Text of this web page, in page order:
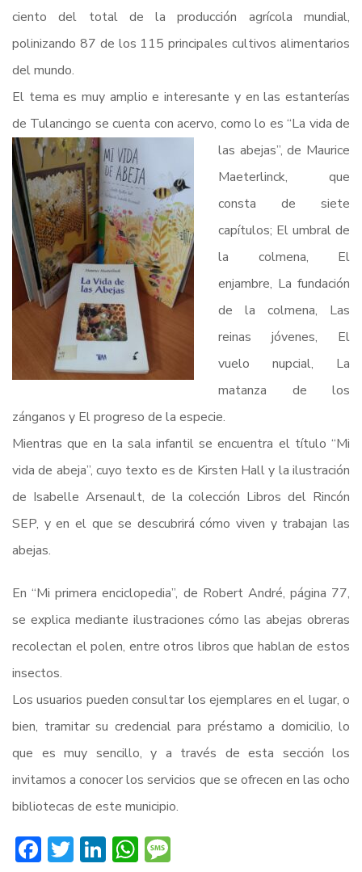
ciento del total de la producción agrícola mundial,
polinizando 87 de los 115 principales cultivos alimentarios
del mundo.
El tema es muy amplio e interesante y en las estanterías
de Tulancingo se cuenta con acervo, como lo es“La vida de
las abejas”, de Maurice
Maeterlinck, que
consta de siete
capítulos; El umbral de
la colmena, El
enjambre, La fundación
de la colmena, Las
reinas jóvenes, El
vuelo nupcial, La
matanza de los
zánganos y El progreso de la especie.
Mientras que en la sala infantil se encuentra el título “Mi
vida de abeja”, cuyo texto es de Kirsten Hall y la ilustración
de Isabelle Arsenault, de la colección Libros del Rincón
SEP, y en el que se descubrirá cómo viven y trabajan las
abejas.
En “Mi primera enciclopedia”, de Robert André, página 77,
se explica mediante ilustraciones cómo las abejas obreras
recolectan el polen, entre otros libros que hablan de estos
insectos.
Los usuarios pueden consultar los ejemplares en el lugar, o
bien, tramitar su credencial para préstamo a domicilio, lo
que es muy sencillo, y a través de esta sección los
invitamos a conocer los servicios que se ofrecen en las ocho
bibliotecas de este municipio.
Facebook
Twitter
LinkedIn
WhatsApp